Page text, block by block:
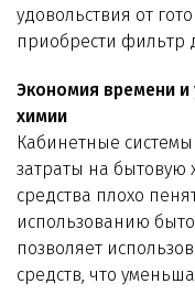
удовольствия от
приобрести фильтр
Экономия времени
химии
Кабинетные
затраты на
средства плохо
использованию
позволяет
средств, что